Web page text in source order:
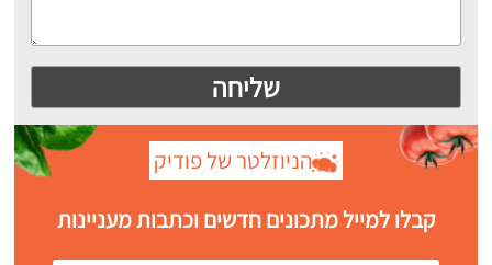
הניוזלטר של פודיק
קבלו למייל מתכונים חדשים וכתבות מעניינות